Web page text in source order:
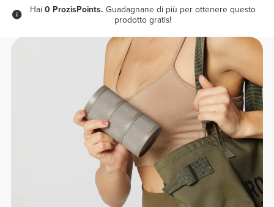
Hai 0 ProzisPoints. Guadagnane di più per ottenere questo
prodotto gratis!